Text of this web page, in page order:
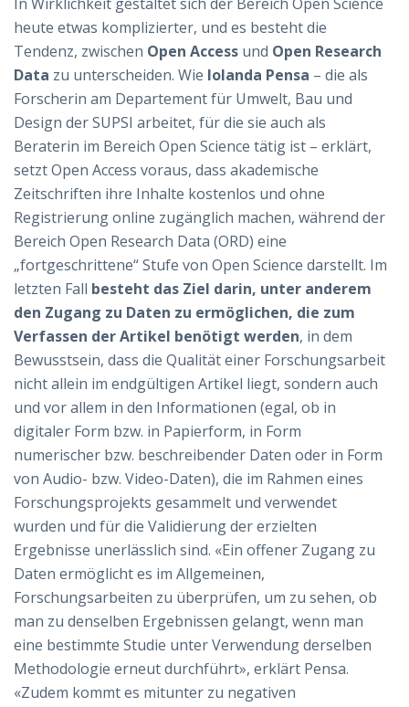
heute etwas komplizierter, und es besteht die
Tendenz, zwischen Open Access und Open Research
Data zu unterscheiden. Wie Iolanda Pensa – die als
Forscherin am Departement für Umwelt, Bau und
Design der SUPSI arbeitet, für die sie auch als
Beraterin im Bereich Open Science tätig ist – erklärt,
setzt Open Access voraus, dass akademische
Zeitschriften ihre Inhalte kostenlos und ohne
Registrierung online zugänglich machen, während der
Bereich Open Research Data (ORD) eine
„fortgeschrittene“ Stufe von Open Science darstellt. Im
letzten Fall besteht das Ziel darin, unter anderem
den Zugang zu Daten zu ermöglichen, die zum
Verfassen der Artikel benötigt werden, in dem
Bewusstsein, dass die Qualität einer Forschungsarbeit
nicht allein im endgültigen Artikel liegt, sondern auch
und vor allem in den Informationen (egal, ob in
digitaler Form bzw. in Papierform, in Form
numerischer bzw. beschreibender Daten oder in Form
von Audio- bzw. Video-Daten), die im Rahmen eines
Forschungsprojekts gesammelt und verwendet
wurden und für die Validierung der erzielten
Ergebnisse unerlässlich sind. «Ein offener Zugang zu
Daten ermöglicht es im Allgemeinen,
Forschungsarbeiten zu überprüfen, um zu sehen, ob
man zu denselben Ergebnissen gelangt, wenn man
eine bestimmte Studie unter Verwendung derselben
Methodologie erneut durchführt», erklärt Pensa.
«Zudem kommt es mitunter zu negativen